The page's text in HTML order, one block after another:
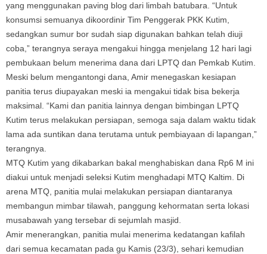
yang menggunakan paving blog dari limbah batubara. “Untuk
konsumsi semuanya dikoordinir Tim Penggerak PKK Kutim,
sedangkan sumur bor sudah siap digunakan bahkan telah diuji
coba,” terangnya seraya mengakui hingga menjelang 12 hari lagi
pembukaan belum menerima dana dari LPTQ dan Pemkab Kutim.
Meski belum mengantongi dana, Amir menegaskan kesiapan
panitia terus diupayakan meski ia mengakui tidak bisa bekerja
maksimal. “Kami dan panitia lainnya dengan bimbingan LPTQ
Kutim terus melakukan persiapan, semoga saja dalam waktu tidak
lama ada suntikan dana terutama untuk pembiayaan di lapangan,”
terangnya.
MTQ Kutim yang dikabarkan bakal menghabiskan dana Rp6 M ini
diakui untuk menjadi seleksi Kutim menghadapi MTQ Kaltim. Di
arena MTQ, panitia mulai melakukan persiapan diantaranya
membangun mimbar tilawah, panggung kehormatan serta lokasi
musabawah yang tersebar di sejumlah masjid.
Amir menerangkan, panitia mulai menerima kedatangan kafilah
dari semua kecamatan pada gu Kamis (23/3), sehari kemudian